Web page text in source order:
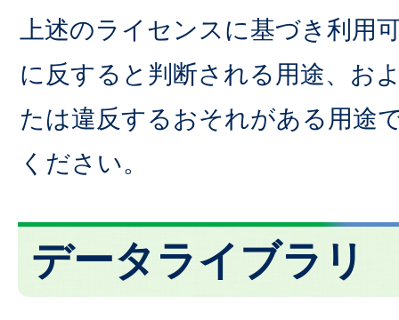
上述のライセンスに基づき利用
に反すると判断される用途、お
たは違反するおそれがある用途
ください。
データライブラリ